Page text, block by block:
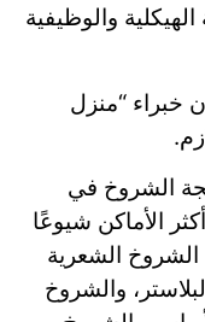
والوظيفية
خبراء “منزل
الشروخ في
الأماكن شيوعًا
الشعرية
والشروخ